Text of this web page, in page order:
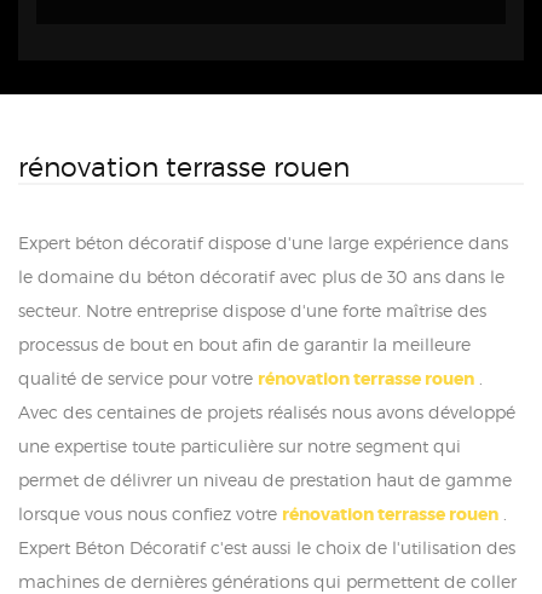
rénovation terrasse rouen
Expert béton décoratif dispose d'une large expérience dans
le domaine du béton décoratif avec plus de 30 ans dans le
secteur. Notre entreprise dispose d'une forte maîtrise des
processus de bout en bout afin de garantir la meilleure
qualité de service pour votre rénovation terrasse rouen
Avec des centaines de projets réalisés nous avons développé
une expertise toute particulière sur notre segment qui
permet de délivrer un niveau de prestation haut de gamme
lorsque vous nous confiez votre rénovation terrasse rouen
Expert Béton Décoratif c'est aussi le choix de l'utilisation des
machines de dernières générations qui permettent de coller